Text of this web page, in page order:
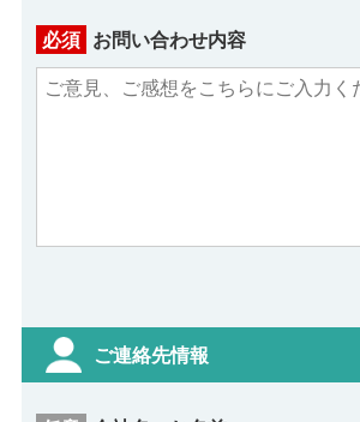
お問い合わせ内容
ご連絡先情報